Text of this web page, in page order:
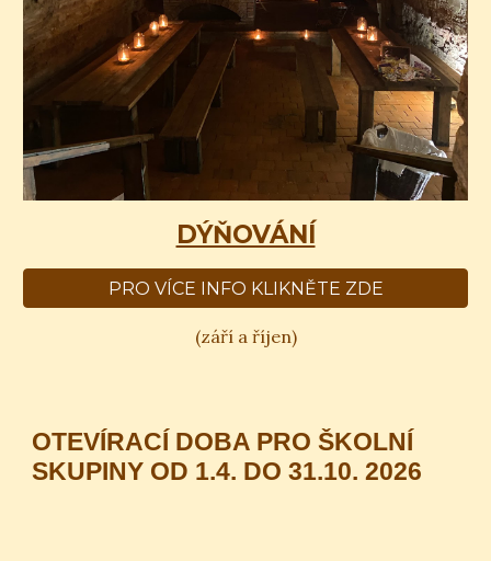
DÝŇOVÁNÍ
PRO VÍCE INFO KLIKNĚTE ZDE
(září a říjen)
OTEVÍRACÍ DOBA PRO ŠKOLNÍ
SKUPINY OD 1.4. DO 31.10. 2026